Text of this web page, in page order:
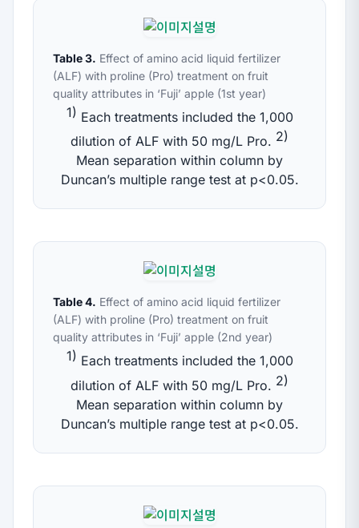
Table 3. Effect of amino acid liquid fertilizer
(ALF) with proline (Pro) treatment on fruit
quality attributes in ‘Fuji’ apple (1st year)
1) Each treatments included the 1,000
dilution of ALF with 50 mg/L Pro. 2)
Mean separation within column by
Duncan’s multiple range test at p<0.05.
Table 4. Effect of amino acid liquid fertilizer
(ALF) with proline (Pro) treatment on fruit
quality attributes in ‘Fuji’ apple (2nd year)
1) Each treatments included the 1,000
dilution of ALF with 50 mg/L Pro. 2)
Mean separation within column by
Duncan’s multiple range test at p<0.05.